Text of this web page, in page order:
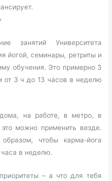
занятий Университета
йогой, семинары, ретриты и
обучения. Это примерно 3
от 3 ч до 13 часов в неделю
на работе, в метро, в
можно применить везде.
чтобы карма-йога
в неделю.
– а что для тебя